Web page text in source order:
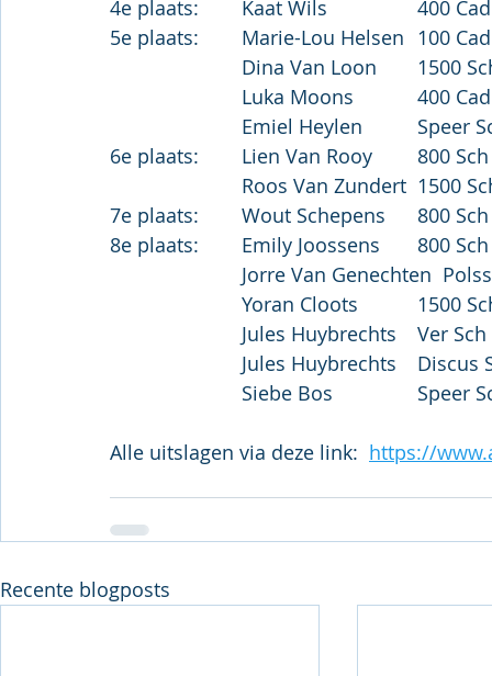
Alle uitslagen via deze link: https://
Recente blogposts